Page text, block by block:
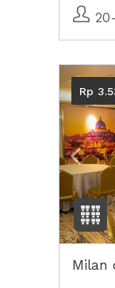
Rp
Milan